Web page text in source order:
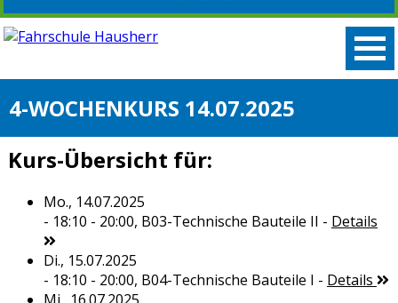
4-WOCHENKURS 14.07.2025
Kurs-Übersicht für:
Mo., 14.07.2025
- 18:10 - 20:00, B03-Technische Bauteile II - Details
Di., 15.07.2025
- 18:10 - 20:00, B04-Technische Bauteile I - Details